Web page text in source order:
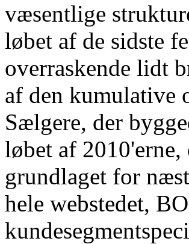
væsentlige
løbet af de sidste
overraskende lidt
af den kumulative
Sælgere, der
løbet af
grundlaget for
hele webstedet,